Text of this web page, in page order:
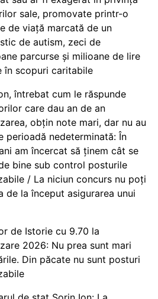
sale, promovate printr-o
de viață marcată de un
de autism, zeci de
parcurse și milioane de lire
în scopuri caritabile
întrebat cum le răspunde
care dau an de an
obțin note mari, dar nu au
perioadă nedeterminată: În
am încercat să ținem cât se
bine sub control posturile
/ La niciun concurs nu poți
de la început asigurarea unui
de Istorie cu 9.70 la
2026: Nu prea sunt mari
Din păcate nu sunt posturi